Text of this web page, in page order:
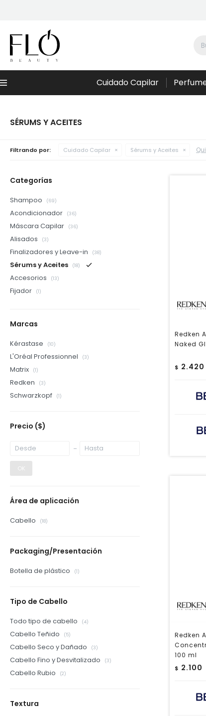
Menú Cuidado Capilar
SÉRUMS Y ACEITES
Filtrando por: Cuidado Capilar Sérums y Aceites
Redken
Naked
$ 2.420
Redken
100 ml
$ 2.100
Categorías
Shampoo (69)
Acondicionador (36)
Máscara Capilar (36)
Alisados (3)
Finalizadores y Leave-in (38)
Sérums y Aceites (18)
Accesorios (13)
Fijador (1)
Marcas
Kérastase (10)
L'Oréal Professionnel (3)
Matrix (1)
Redken (3)
Schwarzkopf (1)
Precio ($)
OK
Área de aplicación
Cabello (18)
Packaging/Presentación
Botella de plástico (1)
Tipo de Cabello
Todo tipo de cabello (4)
Cabello Teñido (5)
Cabello Seco y Dañado (3)
Cabello Fino y Desvitalizado (3)
Cabello Rubio (2)
Textura